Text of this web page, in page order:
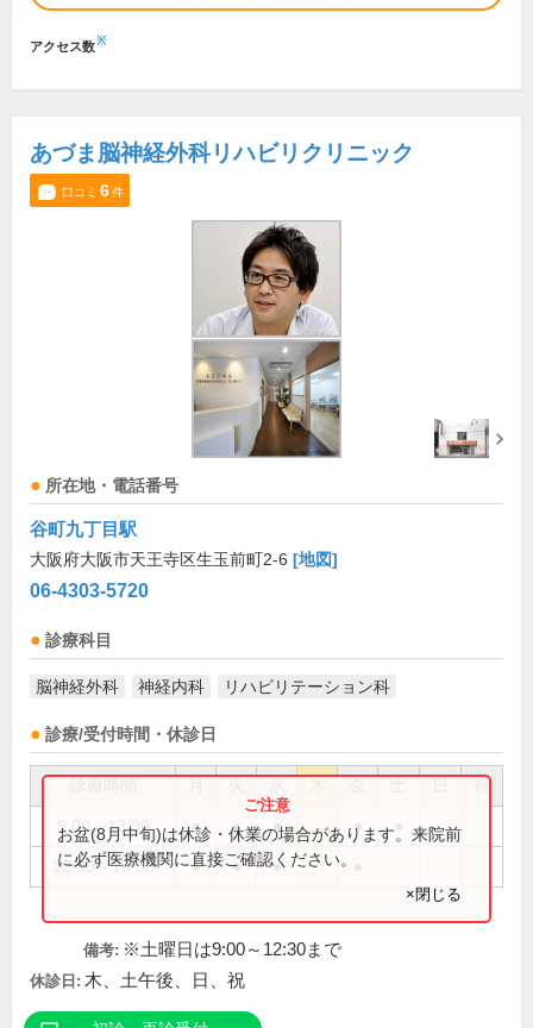
アクセス数※
あづま脳神経外科リハビリクリニック
口コミ 6件
所在地・電話番号
谷町九丁目駅
大阪府大阪市天王寺区生玉前町2-6 [地図]
06-4303-5720
診療科目
脳神経外科 神経内科 リハビリテーション科
診療/受付時間・休診日
祝
9:00～12:30 ● ● ● ●
12:30～18:30 ● ● ●
お盆(8月中旬)は休診・休業の場合があります。来院前
に必ず医療機関に直接ご確認ください。
×閉じる
備考: ※土曜日は9:00～12:30まで
休診日: 木、土午後、日、祝